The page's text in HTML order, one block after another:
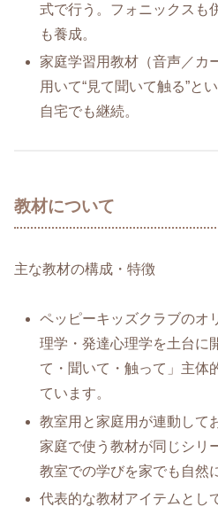
式で行う。フォニックスも
も養成。
家庭学習用教材（音声／カ
用いて“見て聞いて触る”と
自宅でも継続。
教材について
主な教材の構成・特徴
ペッピーキッズクラブのオ
理学・発達心理学を土台に
て・聞いて・触って」主体
ています。
教室用と家庭用が連動して
家庭で使う教材が同じシリ
教室での学びを家でも自然
代表的な教材アイテムとし